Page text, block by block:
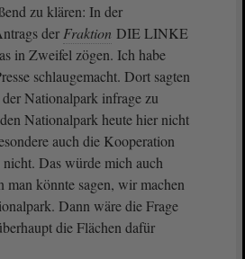
zu klären: In der
der Fraktion DIE LINKE
in Zweifel zögen. Ich habe
schlaugemacht. Dort sagten
Nationalpark infrage zu
Nationalpark heute hier nicht
auch die Kooperation
Das würde mich auch
man könnte sagen, wir machen
Dann wäre die Frage
die Flächen dafür